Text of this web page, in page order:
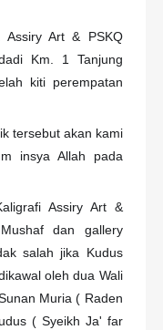
Assiry Art & PSKQ
Km. 1 Tanjung
kiti perempatan
tersebut akan kami
insya Allah pada
Assiry Art &
dan gallery
salah jika Kudus
oleh dua Wali
Muria ( Raden
( Syeikh Ja' far